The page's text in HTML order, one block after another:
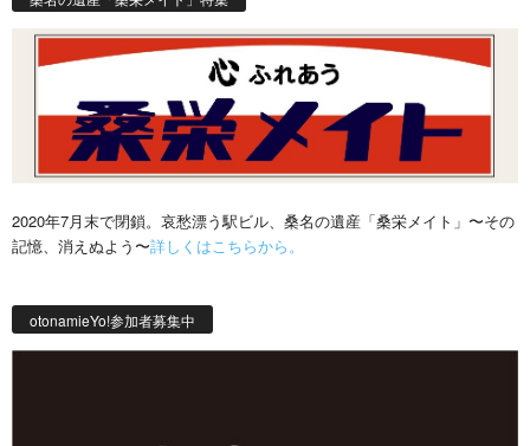
2020年7月末で閉鎖。哀愁漂う駅ビル、桑名の遺産「桑栄メイト」〜その
記憶、消えぬよう〜詳しくはこちらから。
otonamieYo!参加者募集中